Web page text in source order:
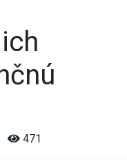
471